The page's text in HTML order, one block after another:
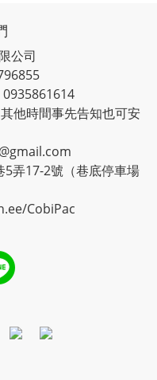
公司
他時間事先告知也可安
弄17-2號（巷底停車場
CobiPac